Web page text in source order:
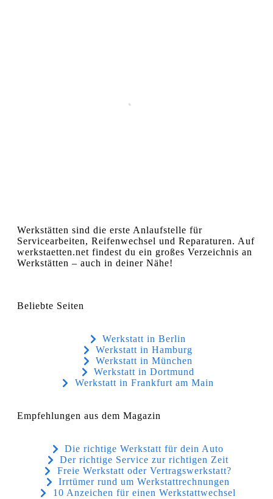
Werkstätten sind die erste Anlaufstelle für
Servicearbeiten, Reifenwechsel und Reparaturen. Auf
werkstaetten.net findest du ein großes Verzeichnis an
Werkstätten – auch in deiner Nähe!
Beliebte Seiten
Werkstatt in Berlin
Werkstatt in Hamburg
Werkstatt in München
Werkstatt in Dortmund
Werkstatt in Frankfurt am Main
Empfehlungen aus dem Magazin
Die richtige Werkstatt für dein Auto
Der richtige Service zur richtigen Zeit
Freie Werkstatt oder Vertragswerkstatt?
Irrtümer rund um Werkstattrechnungen
10 Anzeichen für einen Werkstattwechsel